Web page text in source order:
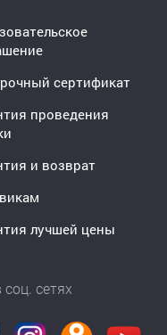
сертификат
проведения
и возврат
лучшей цены
сетях